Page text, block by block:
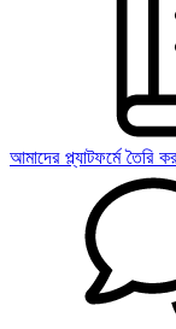
আমাদের প্ল্যাটফর্মে তৈরি